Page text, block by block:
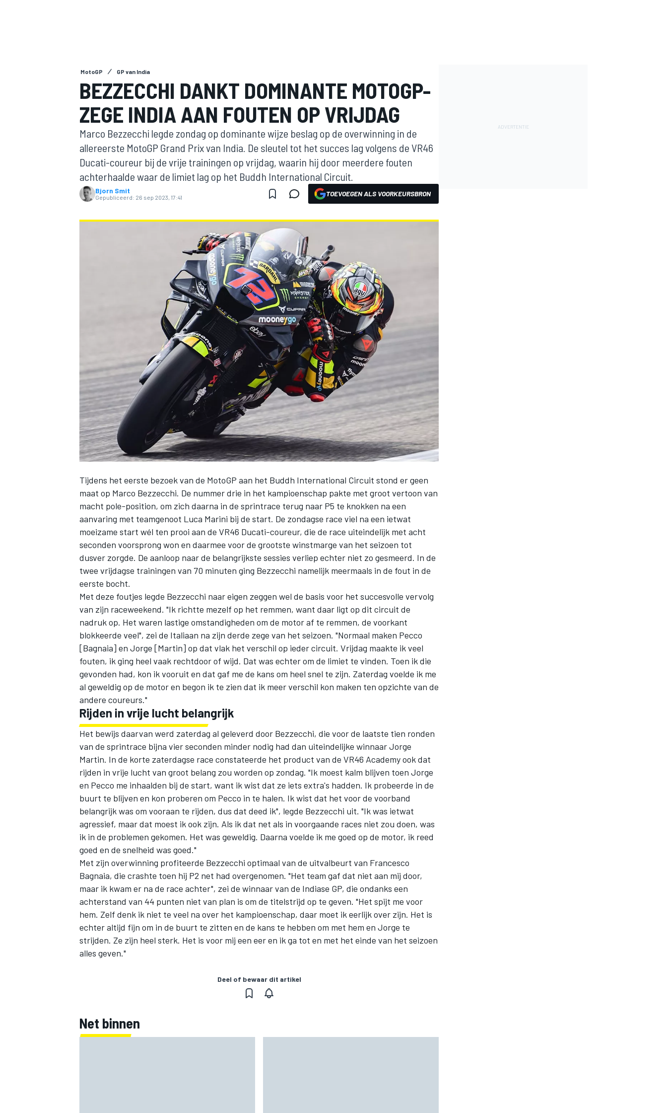
MOTOGP
WEC DTM
MotoGP GP van India
BEZZECCHI DANKT DOMINANTE MOTOGP-
ZEGE INDIA AAN FOUTEN OP VRIJDAG
Marco Bezzecchi legde zondag op dominante wijze beslag op de overwinning in de
allereerste MotoGP Grand Prix van India. De sleutel tot het succes lag volgens de VR46
Ducati-coureur bij de vrije trainingen op vrijdag, waarin hij door meerdere fouten
achterhaalde waar de limiet lag op het Buddh International Circuit.
Bjorn Smit
Gepubliceerd: 26 sep 2023, 17:41 TOEVOEGEN ALS VOORKEURSBRON
Tijdens het eerste bezoek van de MotoGP aan het Buddh International Circuit stond er geen
maat op Marco Bezzecchi. De nummer drie in het kampioenschap pakte met groot vertoon van
macht pole-position, om zich daarna in de sprintrace terug naar P5 te knokken na een
aanvaring met teamgenoot Luca Marini bij de start. De zondagse race viel na een ietwat
moeizame start wél ten prooi aan de VR46 Ducati-coureur, die de race uiteindelijk met acht
seconden voorsprong won en daarmee voor de grootste winstmarge van het seizoen tot
dusver zorgde. De aanloop naar de belangrijkste sessies verliep echter niet zo gesmeerd. In de
twee vrijdagse trainingen van 70 minuten ging Bezzecchi namelijk meermaals in de fout in de
eerste bocht.
Met deze foutjes legde Bezzecchi naar eigen zeggen wel de basis voor het succesvolle vervolg
van zijn raceweekend. "Ik richtte mezelf op het remmen, want daar ligt op dit circuit de
nadruk op. Het waren lastige omstandigheden om de motor af te remmen, de voorkant
blokkeerde veel", zei de Italiaan na zijn derde zege van het seizoen. "Normaal maken Pecco
[Bagnaia] en Jorge [Martin] op dat vlak het verschil op ieder circuit. Vrijdag maakte ik veel
fouten, ik ging heel vaak rechtdoor of wijd. Dat was echter om de limiet te vinden. Toen ik die
gevonden had, kon ik vooruit en dat gaf me de kans om heel snel te zijn. Zaterdag voelde ik me
al geweldig op de motor en begon ik te zien dat ik meer verschil kon maken ten opzichte van de
andere coureurs."
Rijden in vrije lucht belangrijk
Het bewijs daarvan werd zaterdag al geleverd door Bezzecchi, die voor de laatste tien ronden
van de sprintrace bijna vier seconden minder nodig had dan uiteindelijke winnaarJorge
Martin. In de korte zaterdagse race constateerde het product van de VR46 Academy ook dat
rijden in vrije lucht van groot belang zou worden op zondag. "Ik moest kalm blijven toen Jorge
en Pecco me inhaalden bij de start, want ik wist dat ze iets extra's hadden. Ik probeerde in de
buurt te blijven en kon proberen om Pecco in te halen. Ik wist dat het voor de voorband
belangrijk was om vooraan te rijden, dus dat deed ik", legde Bezzecchi uit. "Ik was ietwat
agressief, maar dat moest ik ook zijn. Als ik dat net als in voorgaande races niet zou doen, was
ik in de problemen gekomen. Het was geweldig. Daarna voelde ik me goed op de motor, ik reed
goed en de snelheid was goed."
Met zijn overwinning profiteerde Bezzecchi optimaal van de uitvalbeurt van Francesco
Bagnaia, die crashte toen hij P2 net had overgenomen. "Het team gaf dat niet aan mij door,
maar ik kwam er na de race achter", zei de winnaar van de Indiase GP, die ondanks een
achterstand van 44 punten niet van plan is om de titelstrijd op te geven. "Het spijt me voor
hem. Zelf denk ik niet te veel na over het kampioenschap, daar moet ik eerlijk over zijn. Het is
echter altijd fijn om in de buurt te zitten en de kans te hebben om met hem en Jorge te
strijden. Ze zijn heel sterk. Het is voor mij een eer en ik ga tot en met het einde van het seizoen
alles geven."
Deel of bewaar dit artikel
Net binnen